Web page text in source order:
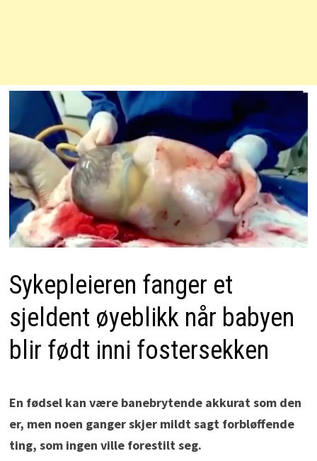
Sykepleieren fanger et
sjeldent øyeblikk når babyen
blir født inni fostersekken
En fødsel kan være banebrytende akkurat som den
er, men noen ganger skjer mildt sagt forbløffende
ting, som ingen ville forestilt seg.